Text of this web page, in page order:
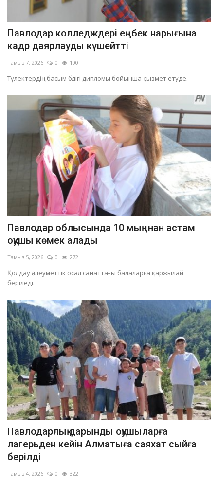
Павлодар колледждері еңбек нарығына
кадр даярлауды күшейтті
Тамыз 7, 2026 0 100
Түлектердің басым бөлігі дипломы бойынша қызмет етуде.
Павлодар облысында 10 мыңнан астам
оқушы көмек алады
Тамыз 5, 2026 0 272
Қолдау әлеуметтік осал санаттағы балаларға қаржылай
беріледі.
Павлодарлық дарынды оқушыларға
лагерьден кейін Алматыға саяхат сыйға
берілді
Тамыз 4, 2026 0 322